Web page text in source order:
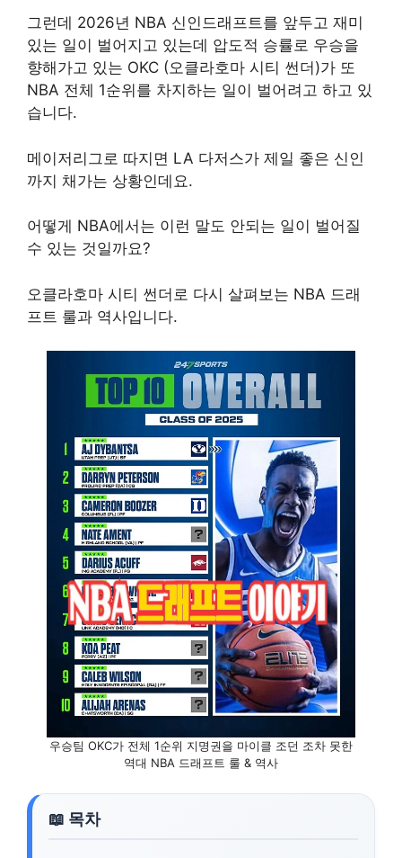
그런데 2026년 NBA 신인드래프트를 앞두고 재미
있는 일이 벌어지고 있는데 압도적 승률로 우승을
향해가고 있는 OKC (오클라호마 시티 썬더)가 또
NBA 전체 1순위를 차지하는 일이 벌어려고 하고 있
습니다.
메이저리그로 따지면 LA 다저스가 제일 좋은 신인
까지 채가는 상황인데요.
어떻게 NBA에서는 이런 말도 안되는 일이 벌어질
수 있는 것일까요?
오클라호마 시티 썬더로 다시 살펴보는 NBA 드래
프트 룰과 역사입니다.
우승팀 OKC가 전체 1순위 지명권을 마이클 조던 조차 못한
역대 NBA 드래프트 룰 & 역사